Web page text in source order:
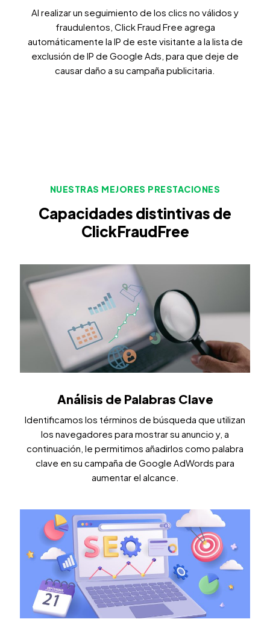
Al realizar un seguimiento de los clics no válidos y
fraudulentos, Click Fraud Free agrega
automáticamente la IP de este visitante a la lista de
exclusión de IP de Google Ads, para que deje de
causar daño a su campaña publicitaria.
NUESTRAS MEJORES PRESTACIONES
Capacidades distintivas de
ClickFraudFree
Análisis de Palabras Clave
Identificamos los términos de búsqueda que utilizan
los navegadores para mostrar su anuncio y, a
continuación, le permitimos añadirlos como palabra
clave en su campaña de Google AdWords para
aumentar el alcance.